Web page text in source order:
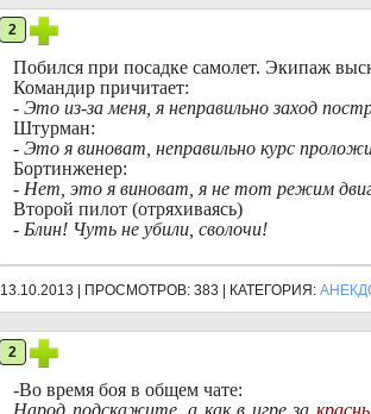
2
Побился при посадке самолет. Экипаж
Командир причитает:
- Это из-за меня, я неправильно заход
Штурман:
- Это я виноват, неправильно курс
Бортинженер:
- Нет, это я виноват, я не тот режим
Второй пилот (отряхиваясь)
- Блин! Чуть не убили, сволочи!
13.10.2013 | ПРОСМОТРОВ: 383 | КАТЕГОРИЯ:
2
-Во время боя в общем чате:
Народ подскажите, а как в игре за